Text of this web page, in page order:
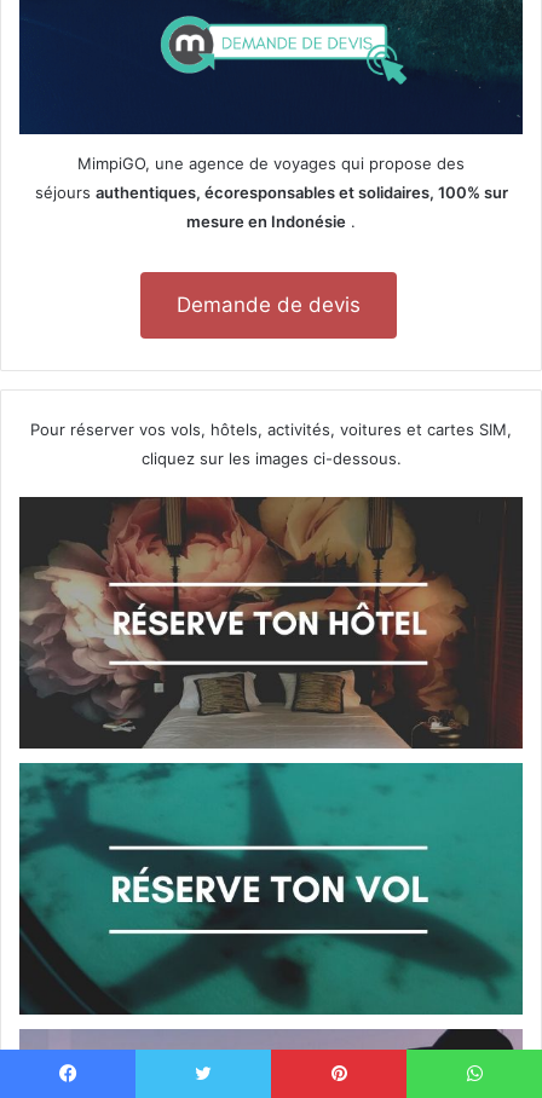
MimpiGO, une agence de voyages qui propose des
séjours authentiques, écoresponsables et solidaires, 100% sur
mesure en Indonésie .
Demande de devis
Pour réserver vos vols, hôtels, activités, voitures et cartes SIM,
cliquez sur les images ci-dessous.